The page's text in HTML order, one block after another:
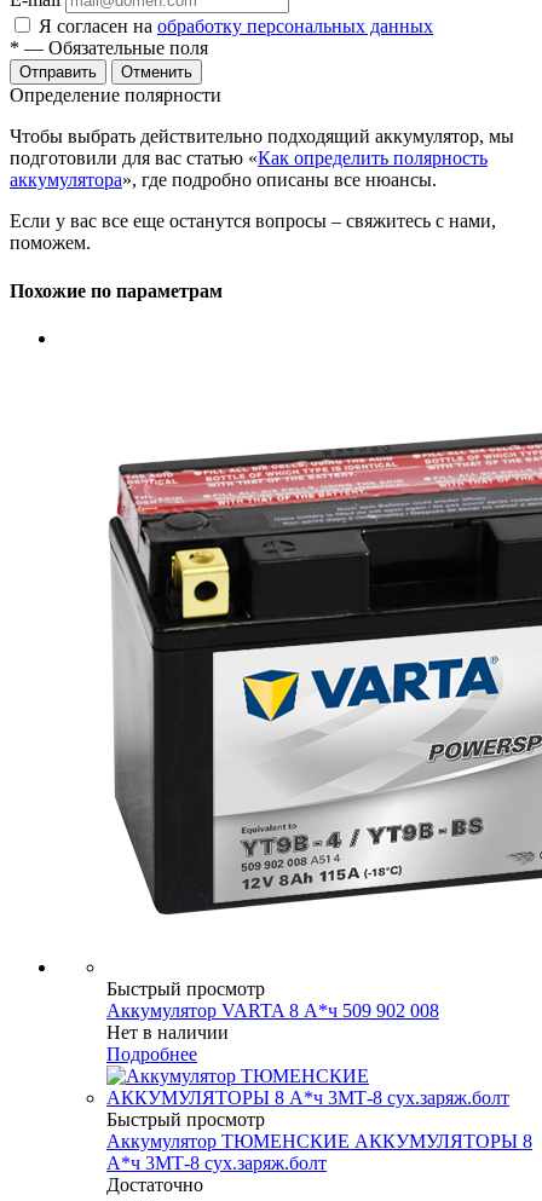
Я согласен на обработку персональных данных
* — Обязательные поля
Отменить
Определение полярности
Чтобы выбрать действительно подходящий аккумулятор, мы
подготовили для вас статью «Как определить полярность
аккумулятора», где подробно описаны все нюансы.
Если у вас все еще останутся вопросы – свяжитесь с нами,
поможем.
Похожие по параметрам
Быстрый просмотр
Аккумулятор VARTA 8 А*ч 509 902 008
Нет в наличии
Подробнее
Быстрый просмотр
Аккумулятор ТЮМЕНСКИЕ АККУМУЛЯТОРЫ 8
А*ч 3МТ-8 сух.заряж.болт
Достаточно